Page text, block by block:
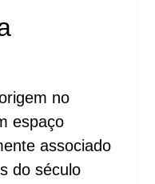
no
espaço
associado
do século